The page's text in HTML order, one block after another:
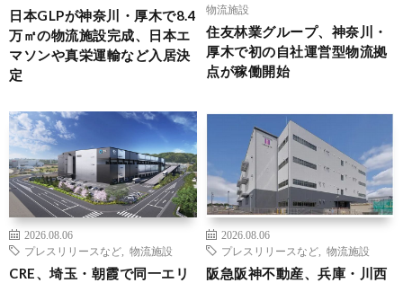
日本GLPが神奈川・厚木で8.4
万㎡の物流施設完成、日本エ
マソンや真栄運輸など入居決
定
物流施設
住友林業グループ、神奈川・
厚木で初の自社運営型物流拠
点が稼働開始
2026.08.06
プレスリリースなど
物流施設
CRE、埼玉・朝霞で同一エリ
2026.08.06
プレスリリースなど
物流施設
阪急阪神不動産、兵庫・川西